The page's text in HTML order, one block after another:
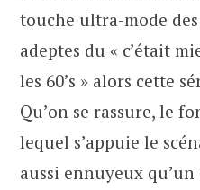
touche ultra-mode
adeptes du « c’était
les 60’s » alors cette
Qu’on se rassure, le
lequel s’appuie le
aussi ennuyeux